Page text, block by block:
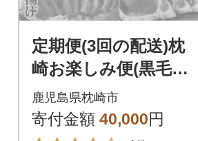
定期便(3回の配送)枕
崎お楽しみ便(黒毛和
牛・まぐろ中トロ・
鰹・さつまあげetc) L
L-6002
鹿児島県枕崎市
寄付金額 40,000円